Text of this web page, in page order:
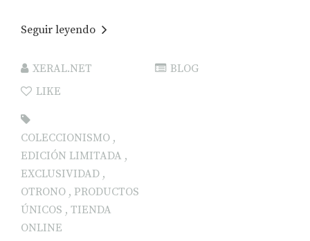
Seguir leyendo
XERAL.NET
BLOG
LIKE
COLECCIONISMO ,
EDICIÓN LIMITADA ,
EXCLUSIVIDAD ,
OTRONO , PRODUCTOS
ÚNICOS , TIENDA
ONLINE